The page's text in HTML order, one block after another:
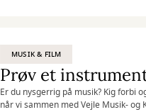
MUSIK & FILM
Prøv et
Er du nysgerrig på musik? Kig forbi
når vi sammen med Vejle Musik-